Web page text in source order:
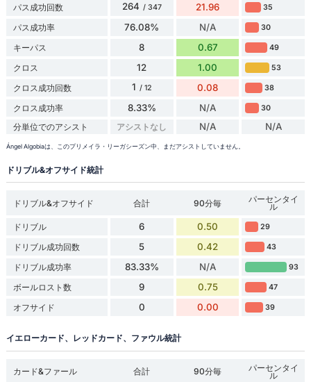
パス成功回数 264 / 347 21.96 35
パス成功率 76.08% N/A 30
キーパス 8 0.67 49
クロス 12 1.00 53
クロス成功回数 1 / 12 0.08 38
クロス成功率 8.33% N/A 30
分単位でのアシスト アシストなし N/A N/A
Ángel Algobiaは、このプリメイラ・リーガシーズン中、まだアシストしていません。
ドリブル&オフサイド統計
ドリブル&オフサイド 合計 90分毎 パーセンタイ
ル
ドリブル
6 0.50 29
ドリブル成功回数 5 0.42 43
ドリブル成功率 83.33% N/A 93
ボールロスト数 9 0.75 47
オフサイド 0 0.00 39
イエローカード、レッドカード、ファウル統計
カード&ファール 合計 90分毎 パーセンタイ
ル